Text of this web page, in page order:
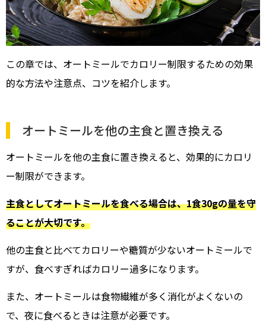
この章では、オートミールでカロリー制限するための効果
的な方法や注意点、コツを紹介します。
オートミールを他の主食と置き換える
オートミールを他の主食に置き換えると、効果的にカロリ
ー制限ができます。
主食としてオートミールを食べる場合は、1食30gの量を守
ることが大切です。
他の主食と比べてカロリーや糖質が少ないオートミールで
すが、食べすぎればカロリー過多になります。
また、オートミールは食物繊維が多く消化がよくないの
で、夜に食べるときは注意が必要です。